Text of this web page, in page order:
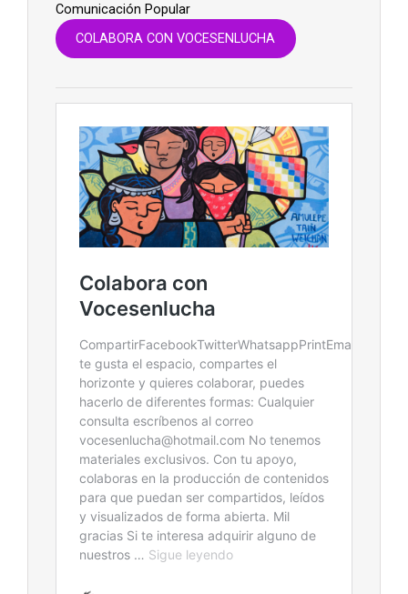
Comunicación Popular
COLABORA CON VOCESENLUCHA